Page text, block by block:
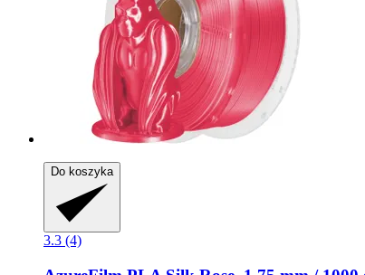
Do koszyka
3.3 (4)